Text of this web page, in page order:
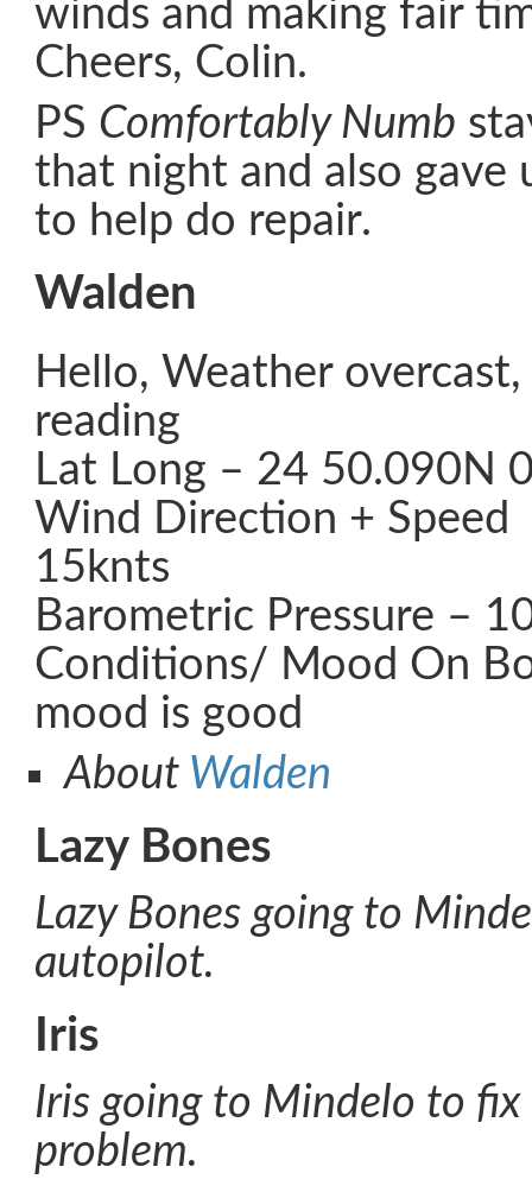
winds and making fair
Cheers, Colin.
PS Comfortably Numb
that night and also gave
to help do repair.
Walden
Hello, Weather
reading
Lat Long – 24 50.090N
Wind Direction +
15knts
Barometric Pressure –
Conditions/ Mood On
mood is good
About Walden
Lazy Bones
Lazy Bones going to
autopilot.
Iris
Iris going to Mindelo to
problem.